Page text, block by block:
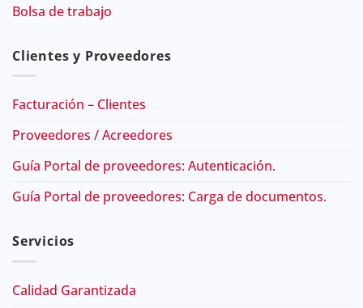
Bolsa de trabajo
Clientes y Proveedores
Facturación – Clientes
Proveedores / Acreedores
Guía Portal de proveedores: Autenticación.
Guía Portal de proveedores: Carga de documentos.
Servicios
Calidad Garantizada